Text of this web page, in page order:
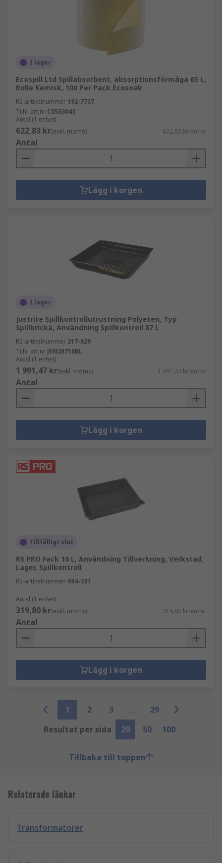
I lager
Ecospill Ltd Spillabsorbent, absorptionsförmåga 65 L,
Rulle Kemisk, 100 Per Pack Ecosoak
RS-artikelnummer 192-7737
Tillv. art.nr C0503043
Antal (1 enhet)
622,83 kr(exkl. moms) 622,83 kr/enhet
Antal
Lägg i korgen
I lager
Justrite Spillkontrollutrustning Polyeten, Typ
Spillbricka, Användning Spillkontroll 87 L
RS-artikelnummer 217-829
Tillv. art.nr JEN28718BL
Antal (1 enhet)
1 991,47 kr(exkl. moms) 1 991,47 kr/enhet
Antal
Lägg i korgen
Tillfälligt slut
RS PRO Fack 16 L, Användning Tillverkning, Verkstad,
Lager, Spillkontroll
RS-artikelnummer 694-331
Antal (1 enhet)
319,80 kr(exkl. moms) 319,80 kr/enhet
Antal
Lägg i korgen
1 2 3
29
Resultat per sida
20 50 100
Tillbaka till toppen
Relaterade länkar
Transformatorer